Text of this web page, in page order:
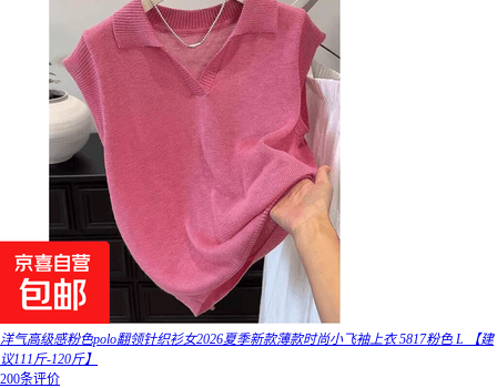
洋气高级感粉色polo翻领针织衫女2026夏季新款薄款时尚小飞袖上衣 5817粉色 L 【建
议111斤-120斤】
200条评价